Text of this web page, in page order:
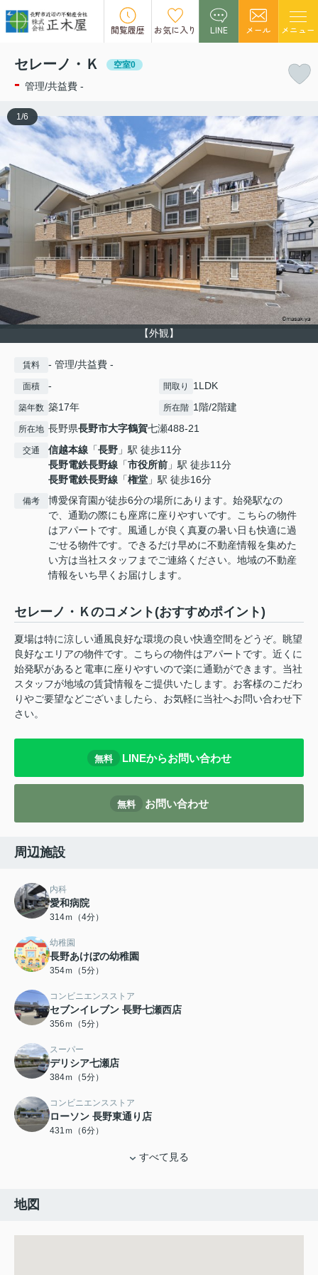
閲覧履歴 お気に入り LINE メール メニュー
この物件の募集は終了しました。
セレーノ・Ｋ 空室0
- 管理/共益費 -
【外観】
1/6
賃料 - 管理/共益費 -
面積 - 間取り 1LDK
築年数 築17年 所在階 1階/2階建
所在地 長野県長野市大字鶴賀七瀬488-21
交通 信越本線 「長野 」駅 徒歩11分
長野電鉄長野線 「市役所前 」駅 徒歩11分
長野電鉄長野線 「権堂 」駅 徒歩16分
備考
博愛保育園が徒歩6分の場所にあります。始発駅なの
で、通勤の際にも座席に座りやすいです。こちらの物件
はアパートです。風通しが良く真夏の暑い日も快適に過
ごせる物件です。できるだけ早めに不動産情報を集めた
い方は当社スタッフまでご連絡ください。地域の不動産
情報をいち早くお届けします。
セレーノ・Ｋのコメント(おすすめポイント)
夏場は特に涼しい通風良好な環境の良い快適空間をどうぞ。眺望
良好なエリアの物件です。こちらの物件はアパートです。近くに
始発駅があると電車に座りやすいので楽に通勤ができます。当社
スタッフが地域の賃貸情報をご提供いたします。お客様のこだわ
りやご要望などございましたら、お気軽に当社へお問い合わせ下
さい。
無料 LINEからお問い合わせ
無料 お問い合わせ
周辺施設
内科
愛和病院
314ｍ（4分）
幼稚園
長野あけぼの幼稚園
354ｍ（5分）
コンビニエンスストア
セブンイレブン 長野七瀬西店
356ｍ（5分）
スーパー
デリシア七瀬店
384ｍ（5分）
コンビニエンスストア
ローソン 長野東通り店
431ｍ（6分）
すべて見る
地図